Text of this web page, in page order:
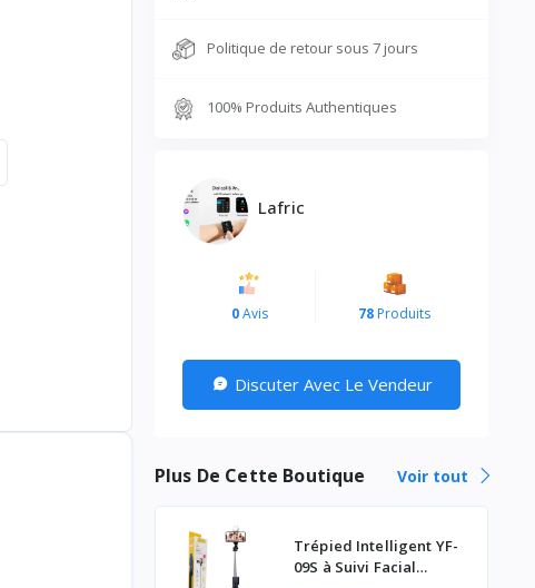
Politique de retour sous 7 jours
100% Produits Authentiques
Lafric
0Avis 78Produits
Discuter Avec Le Vendeur
Plus De Cette Boutique Voir tout
Trépied Intelligent YF-
09S à Suivi Facial